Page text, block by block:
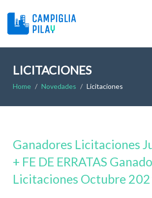
LICITACIONES
Home Novedades Licitaciones
Ganadores Licitaciones
+ FE DE ERRATAS
Licitaciones Octubre